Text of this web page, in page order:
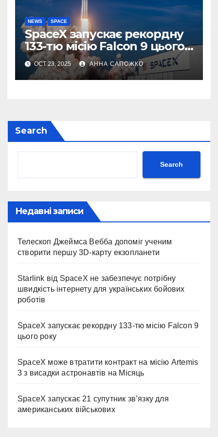
NEWS SPACE
SpaceX запускає рекордну
133-тю місію Falcon 9 цього
року
OCT 23, 2025 АННА САПОЖКО
Search
Search
Недавні записи
Телескоп Джеймса Вебба допоміг ученим
створити першу 3D-карту екзопланети
Starlink від SpaceX не забезпечує потрібну
швидкість інтернету для українських бойових
роботів
SpaceX запускає рекордну 133-тю місію Falcon 9
цього року
SpaceX може втратити контракт на місію Artemis
3 з висадки астронавтів на Місяць
SpaceX запускає 21 супутник зв’язку для
американських військових